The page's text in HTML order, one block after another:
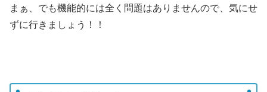
まぁ、でも機能的には全く問題はありませんので、気にせ
ずに行きましょう！！